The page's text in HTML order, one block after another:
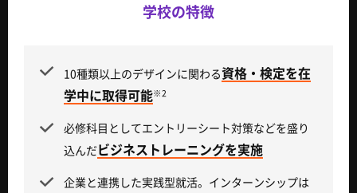
学校の特徴
10種類以上のデザインに関わる資格・検定を在
学中に取得可能※2
必修科目としてエントリーシート対策などを盛り
込んだビジネストレーニングを実施
企業と連携した実践型就活。インターンシップは